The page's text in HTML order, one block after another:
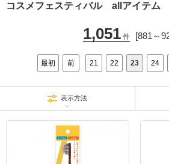
コスメフェスティバル allアイテム
1,051件 [881～
最初 前 21 22 23 24
表示方法